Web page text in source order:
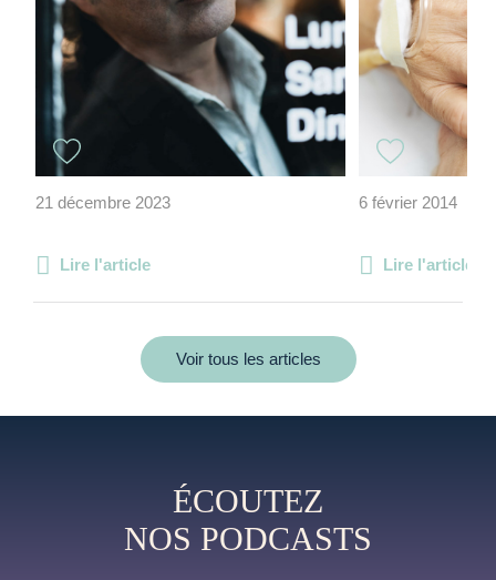
21 décembre 2023
Lire l'article
6 février 2014
Lire l'article
Voir tous les articles
ÉCOUTEZ
NOS PODCASTS